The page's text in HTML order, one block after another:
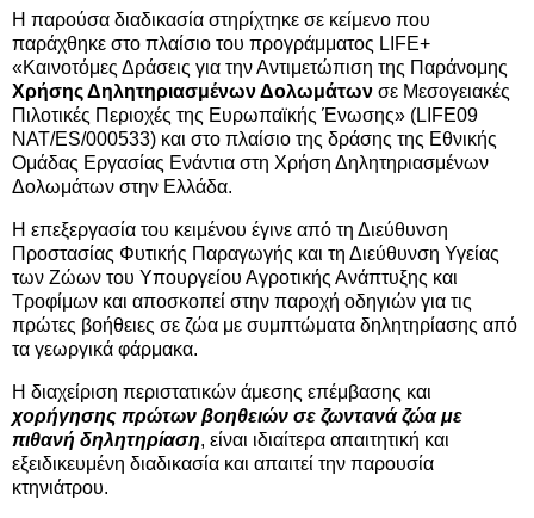
Η παρούσα διαδικασία στηρίχτηκε σε κείμενο που
παράχθηκε στο πλαίσιο του προγράμματος LIFE+
«Καινοτόμες Δράσεις για την Αντιμετώπιση της Παράνομης
Χρήσης Δηλητηριασμένων Δολωμάτων σε Μεσογειακές
Πιλοτικές Περιοχές της Ευρωπαϊκής Ένωσης» (LIFE09
NAT/ES/000533) και στο πλαίσιο της δράσης της Εθνικής
Ομάδας Εργασίας Ενάντια στη Χρήση Δηλητηριασμένων
Δολωμάτων στην Ελλάδα.
Η επεξεργασία του κειμένου έγινε από τη Διεύθυνση
Προστασίας Φυτικής Παραγωγής και τη Διεύθυνση Υγείας
των Ζώων του Υπουργείου Αγροτικής Ανάπτυξης και
Τροφίμων και αποσκοπεί στην παροχή οδηγιών για τις
πρώτες βοήθειες σε ζώα με συμπτώματα δηλητηρίασης από
τα γεωργικά φάρμακα.
Η διαχείριση περιστατικών άμεσης επέμβασης και
χορήγησης πρώτων βοηθειών σε ζωντανά ζώα με
πιθανή δηλητηρίαση, είναι ιδιαίτερα απαιτητική και
εξειδικευμένη διαδικασία και απαιτεί την παρουσία
κτηνιάτρου.